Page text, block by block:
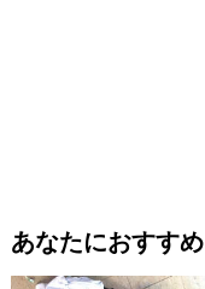
あなたにおすすめ